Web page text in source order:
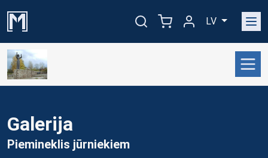
LV
Galerija
Piemineklis jūrniekiem